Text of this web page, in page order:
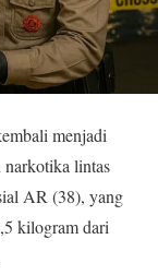
menjadi
narkotika lintas
AR (38), yang
kilogram dari